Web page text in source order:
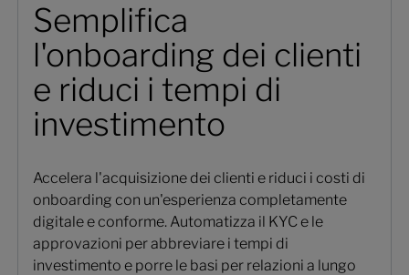
Semplifica
l'onboarding dei clienti
e riduci i tempi di
investimento
Accelera l'acquisizione dei clienti e riduci i costi di
onboarding con un'esperienza completamente
digitale e conforme. Automatizza il KYC e le
approvazioni per abbreviare i tempi di
investimento e porre le basi per relazioni a lungo